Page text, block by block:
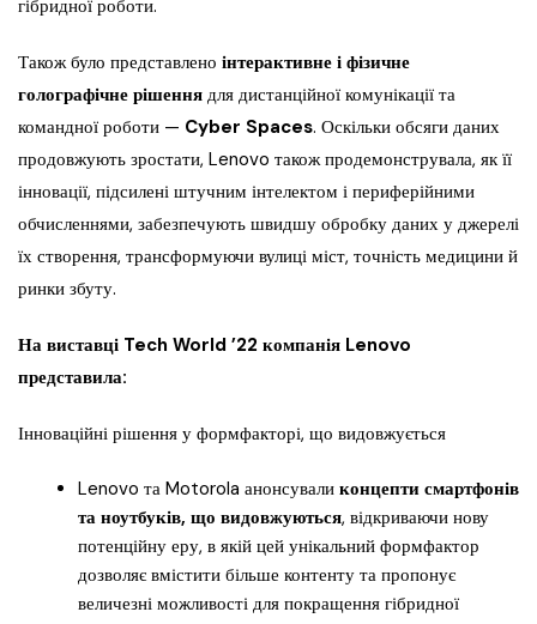
гібридної роботи.
Також було представлено інтерактивне і фізичне
голографічне рішення для дистанційної комунікації та
командної роботи — Cyber Spaces. Оскільки обсяги даних
продовжують зростати, Lenovo також продемонструвала, як її
інновації, підсилені штучним інтелектом і периферійними
обчисленнями, забезпечують швидшу обробку даних у джерелі
їх створення, трансформуючи вулиці міст, точність медицини й
ринки збуту.
На виставці Tech World ’22 компанія Lenovo
представила:
Інноваційні рішення у формфакторі, що видовжується
Lenovo та Motorola анонсували концепти смартфонів
та ноутбуків, що видовжуються, відкриваючи нову
потенційну еру, в якій цей унікальний формфактор
дозволяє вмістити більше контенту та пропонує
величезні можливості для покращення гібридної